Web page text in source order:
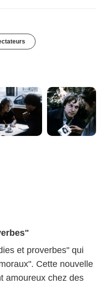
et proverbes" qui
Cette nouvelle
amoureux chez des